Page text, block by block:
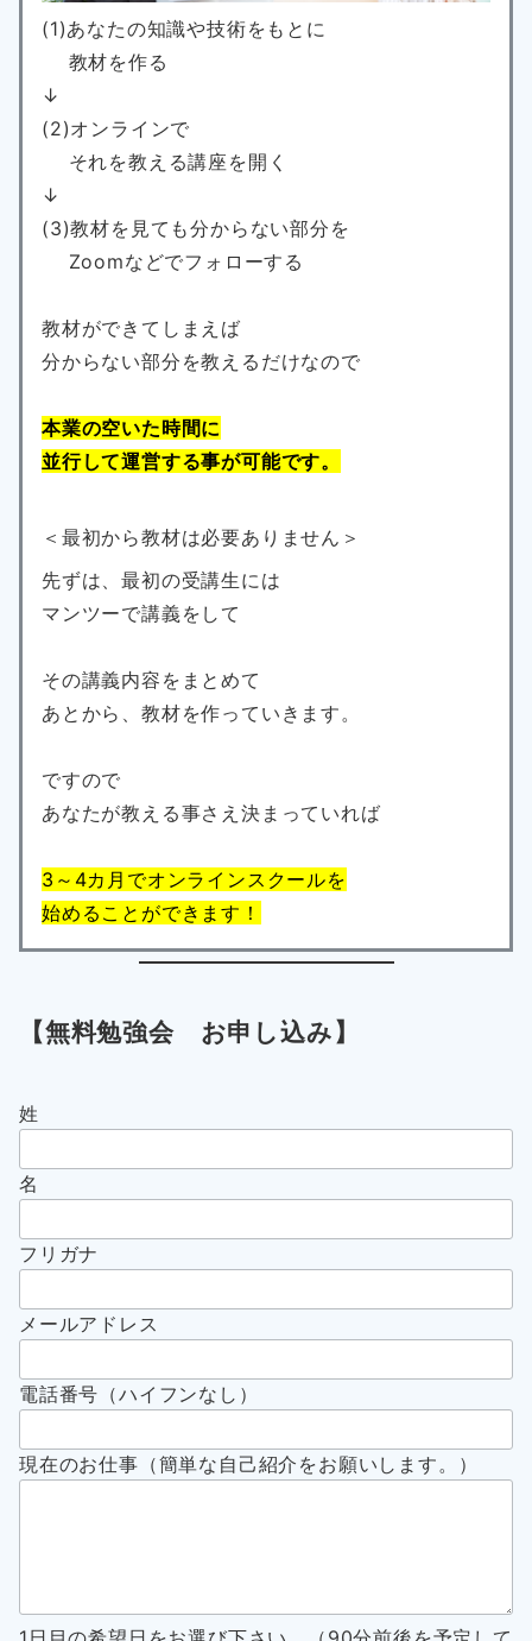
(1)あなたの知識や技術をもとに
教材を作る
↓
(2)オンラインで
それを教える講座を開く
↓
(3)教材を見ても分からない部分を
Zoomなどでフォローする
教材ができてしまえば
分からない部分を教えるだけなので
本業の空いた時間に
並行して運営する事が可能です。
＜最初から教材は必要ありません＞
先ずは、最初の受講生には
マンツーで講義をして
その講義内容をまとめて
あとから、教材を作っていきます。
ですので
あなたが教える事さえ決まっていれば
3～4カ月でオンラインスクールを
始めることができます！
【無料勉強会 お申し込み】
姓
名
フリガナ
メールアドレス
電話番号（ハイフンなし）
現在のお仕事（簡単な自己紹介をお願いします。）